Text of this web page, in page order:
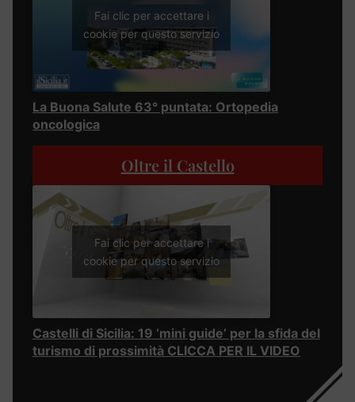
Fai clic per accettare i
cookie per questo servizio
La Buona Salute 63° puntata: Ortopedia
oncologica
Oltre il Castello
Fai clic per accettare i
cookie per questo servizio
Castelli di Sicilia: 19 ‘mini guide’ per la sfida del
turismo di prossimità CLICCA PER IL VIDEO